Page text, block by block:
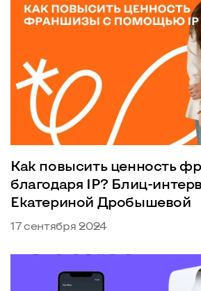
Как повысить ценность
благодаря IP? Блиц-
Екатериной Дробышевой
17 сентября 2024